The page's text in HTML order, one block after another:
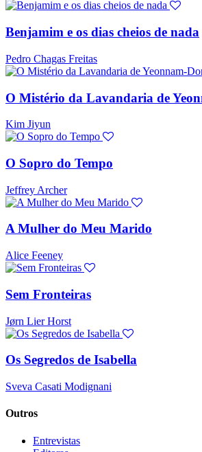
Benjamim e os dias cheios de nada
Pedro Chagas Freitas
O Mistério da Lavandaria de
Kim Jiyun
O Sopro do Tempo
Jeffrey Archer
A Mulher do Meu Marido
Alice Feeney
Sem Fronteiras
Jørn Lier Horst
Os Segredos de Isabella
Sveva Casati Modignani
Outros
Entrevistas